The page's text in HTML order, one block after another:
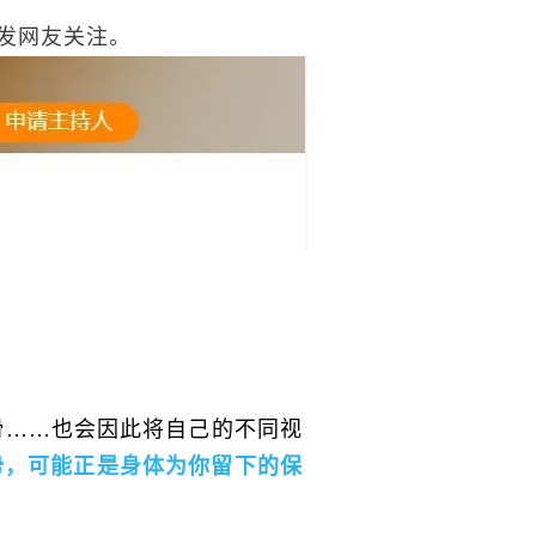
网友关注。
……也会因此将自己的不同视
可能正是身体为你留下的保